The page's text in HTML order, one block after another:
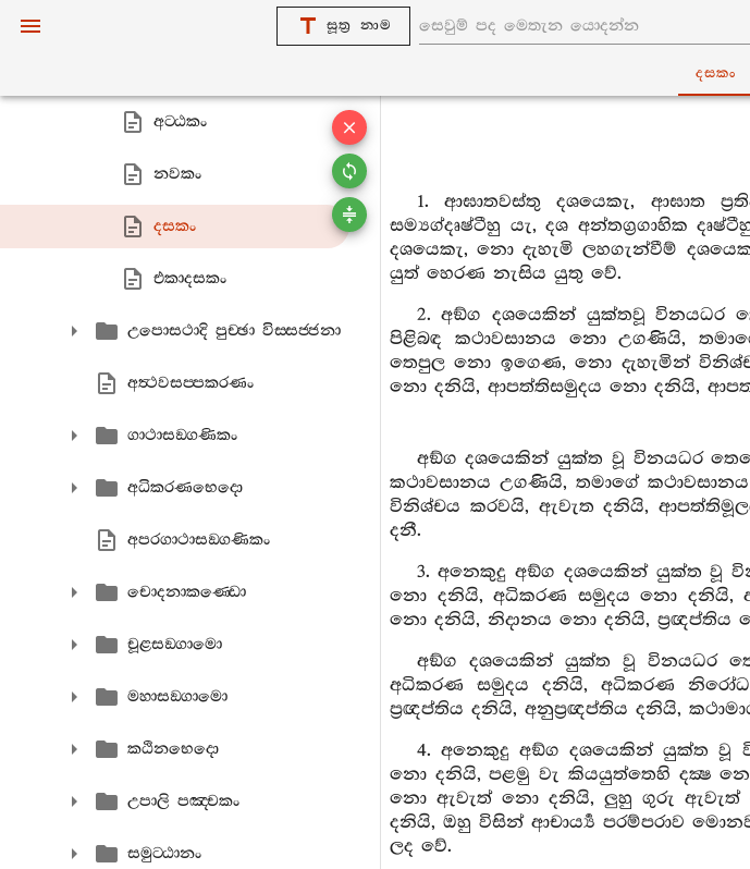
සූත්‍ර නාම
දසකං
අට‍්ඨකං
නවකං
දසකං
එකාදසකං
උපොසථාදි පුච‍්ඡා විස‍්සජ‍්ජනා
අත්‍ථවසප‍්පකරණං
ගාථාසඞ‍්ගණිකං
අධිකරණභෙදො
අපරගාථාසඞ‍්ගණිකං
චොදනාකණ‍්ඩො
චූළසඞ‍්ගාමො
මහාසඞ‍්ගාමො
කඨිනභෙදො
උපාලි පඤ‍්චකං
සමුට‍්ඨානං
1. ආඝාතවස්තු දශයෙකැ, ආඝාත
සම්‍යග්දෘෂ්ටීහු යැ, දශ අන්තග්‍රගාහික
දශයෙකැ, නො දැහැමි ලහගැන්වීම්
යුත් හෙරණ නැසිය යුතු වේ.
2. අඞ්ග දශයෙකින් යුක්තවූ විනයධර
පිළිබඳ කථාවසානය නො උගණියි,
තෙපුල නො ඉගෙණ, නො දැහැමින්
නො දනියි, ආපත්තිසමුදය නො දනියි,
අඞ්ග දශයෙකින් යුක්ත වූ විනයධර
කථාවසානය උගණියි, තමාගේ
විනිශ්චය කරවයි, ඇවැත දනියි,
දනී.
3. අනෙකුදු අඞ්ග දශයෙකින් යුක්ත වූ
නො දනියි, අධිකරණ සමුදය නො දනියි,
නො දනියි, නිදානය නො දනියි, ප්‍රඥප්තිය
අඞ්ග දශයෙකින් යුක්ත වූ විනයධර
අධිකරණ සමුදය දනියි, අධිකරණ
ප්‍රඥප්තිය දනියි, අනුප්‍රඥප්තිය දනියි,
4. අනෙකුදු අඞ්ග දශයෙකින් යුක්ත
නො දනියි, පළමු වැ කියයුත්තෙහි දක්‍ෂ
නො ඇවැත් නො දනියි, ලුහු ගුරු ඇවැත්
දනියි, ඔහු විසින් ආචාර්‍ය්‍ය පරම්පරාව
ලද වේ.